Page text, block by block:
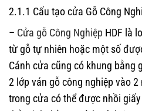
2.1.1 Cấu tạo cửa Gỗ Công
– Cửa gỗ Công Nghiệp HDF là
từ gỗ tự nhiên hoặc một số
Cánh cửa cũng có khung bằng
2 lớp ván gỗ công nghiệp vào
trong cửa có thể được nhồi